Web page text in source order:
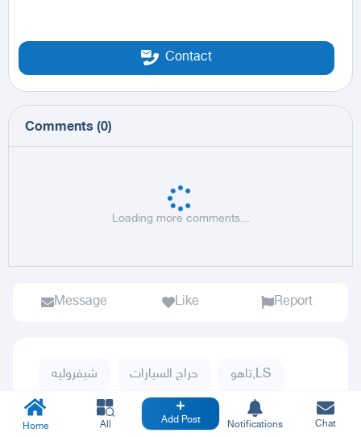
Contact
Comments (0)
Loading more comments...
Message Like Report
شيفروليه حراج السيارات تاهو,LS
تاهو 2008
Home All Add Post Notifications Chat